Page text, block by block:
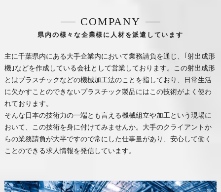
県内の様々な企業様に人材を派遣しています
COMPANY
主に千葉県内にある大手企業内において業務請負を通じ、｢射出成形
機｣などを作成している会社として営業しております。この射出成形
とはプラスチックなどの機械加工法のことを指しており、日常生活
に欠かすことのできないプラスチック製品にはこの技術がよく使わ
れております。
そんな日本の技術力の一端とも言える機械組立や加工という現場に
おいて、この技術を身に付けてみませんか。大手のクライアントか
らの業務請負が大半ですので常にした仕事量があり、安心して働く
ことのできる求人情報を発信しています。